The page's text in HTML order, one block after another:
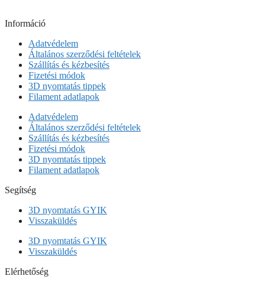
Információ
Adatvédelem
Általános szerződési feltételek
Szállítás és kézbesítés
Fizetési módok
3D nyomtatás tippek
Filament adatlapok
Adatvédelem
Általános szerződési feltételek
Szállítás és kézbesítés
Fizetési módok
3D nyomtatás tippek
Filament adatlapok
Segítség
3D nyomtatás GYIK
Visszaküldés
3D nyomtatás GYIK
Visszaküldés
Elérhetőség